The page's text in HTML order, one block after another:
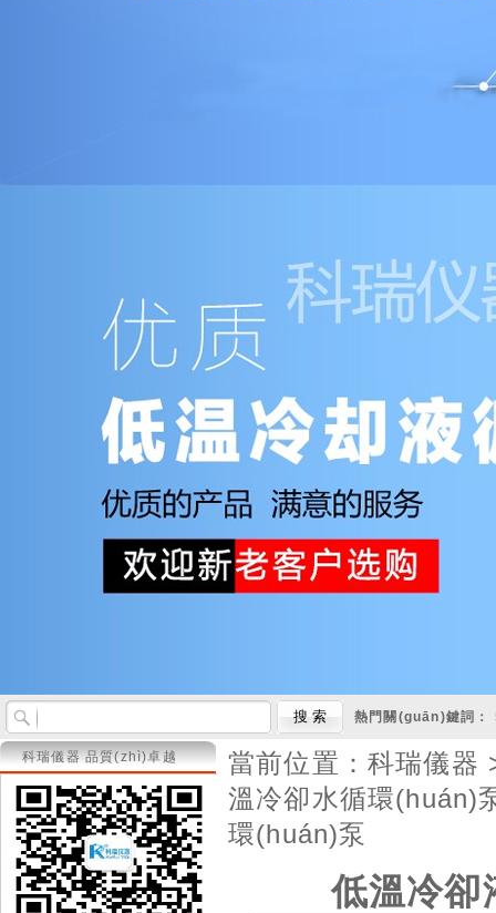
熱門關(guān)鍵詞：
科瑞儀器 品質(zhì)卓越 當前位置： 科瑞儀器
溫冷卻水循環(huán)
環(huán)泵
低溫冷